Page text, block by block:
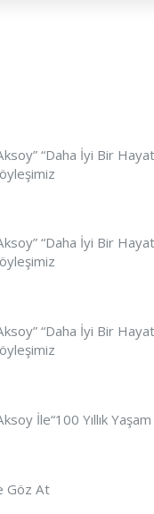
“Daha İyi Bir
“Daha İyi Bir
“Daha İyi Bir
İle“100 Yıllık
Göz At